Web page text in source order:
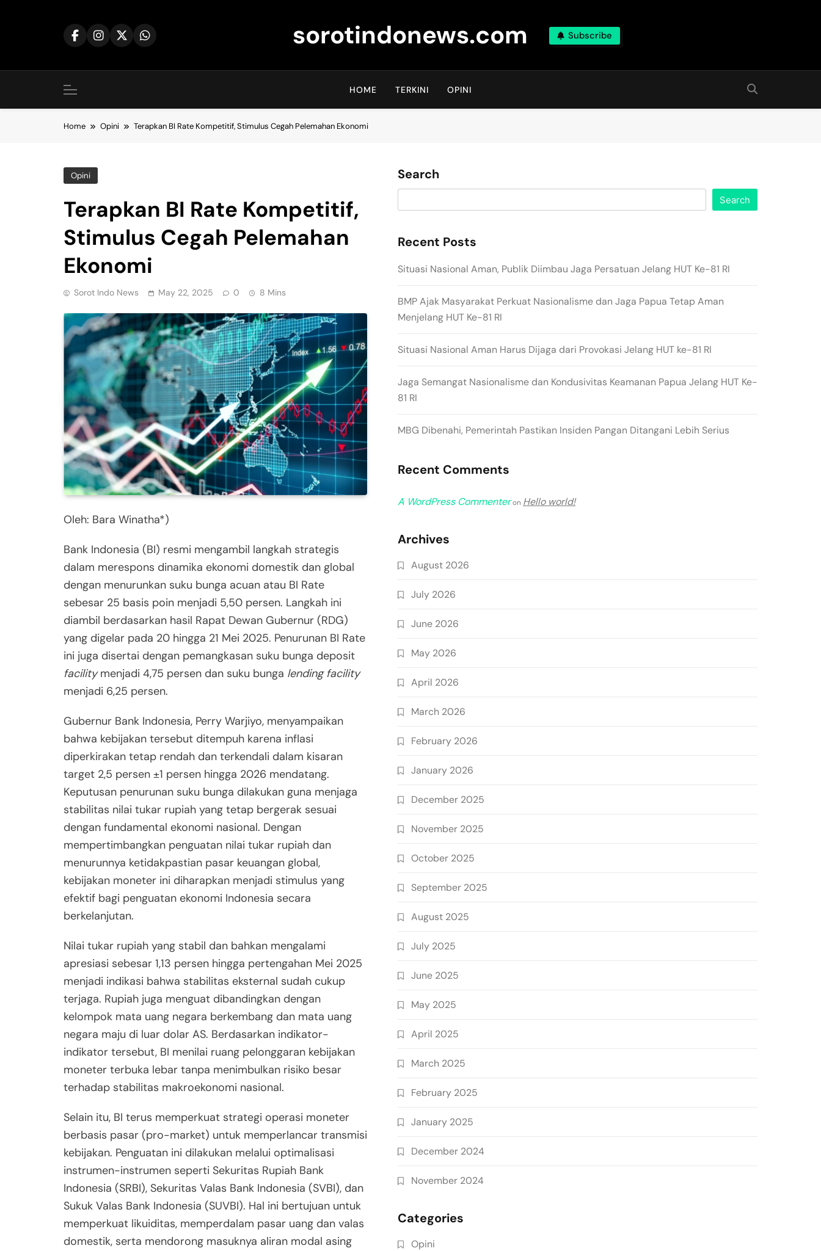
sorotindonews.com Subscribe
HOME TERKINI OPINI
Home Opini Terapkan BI Rate Kompetitif, Stimulus Cegah Pelemahan Ekonomi
Opini
Terapkan BI Rate Kompetitif,
Stimulus Cegah Pelemahan
Ekonomi
Sorot Indo News May 22, 2025 0 8 Mins
Oleh: Bara Winatha*)
Bank Indonesia (BI) resmi mengambil langkah strategis
dalam merespons dinamika ekonomi domestik dan global
dengan menurunkan suku bunga acuan atau BI Rate
sebesar 25 basis poin menjadi 5,50 persen. Langkah ini
diambil berdasarkan hasil Rapat Dewan Gubernur (RDG)
yang digelar pada 20 hingga 21 Mei 2025. Penurunan BI Rate
ini juga disertai dengan pemangkasan suku bunga deposit
facilitymenjadi 4,75 persen dan suku bunga lending facility
menjadi 6,25 persen.
Gubernur Bank Indonesia, Perry Warjiyo, menyampaikan
bahwa kebijakan tersebut ditempuh karena inflasi
diperkirakan tetap rendah dan terkendali dalam kisaran
target 2,5 persen ±1 persen hingga 2026 mendatang.
Keputusan penurunan suku bunga dilakukan guna menjaga
stabilitas nilai tukar rupiah yang tetap bergerak sesuai
dengan fundamental ekonomi nasional. Dengan
mempertimbangkan penguatan nilai tukar rupiah dan
menurunnya ketidakpastian pasar keuangan global,
kebijakan moneter ini diharapkan menjadi stimulus yang
efektif bagi penguatan ekonomi Indonesia secara
berkelanjutan.
Nilai tukar rupiah yang stabil dan bahkan mengalami
apresiasi sebesar 1,13 persen hingga pertengahan Mei 2025
menjadi indikasi bahwa stabilitas eksternal sudah cukup
terjaga. Rupiah juga menguat dibandingkan dengan
kelompok mata uang negara berkembang dan mata uang
negara maju di luar dolar AS. Berdasarkan indikator-
indikator tersebut, BI menilai ruang pelonggaran kebijakan
moneter terbuka lebar tanpa menimbulkan risiko besar
terhadap stabilitas makroekonomi nasional.
Selain itu, BI terus memperkuat strategi operasi moneter
berbasis pasar (pro-market) untuk memperlancar transmisi
kebijakan. Penguatan ini dilakukan melalui optimalisasi
instrumen-instrumen seperti Sekuritas Rupiah Bank
Indonesia (SRBI), Sekuritas Valas Bank Indonesia (SVBI), dan
Sukuk Valas Bank Indonesia (SUVBI). Hal ini bertujuan untuk
memperkuat likuiditas, memperdalam pasar uang dan valas
domestik, serta mendorong masuknya aliran modal asing
Search
Search
Recent Posts
Situasi Nasional Aman, Publik Diimbau Jaga Persatuan Jelang HUT Ke-81 RI
BMP Ajak Masyarakat Perkuat Nasionalisme dan Jaga Papua Tetap Aman
Menjelang HUT Ke-81 RI
Situasi Nasional Aman Harus Dijaga dari Provokasi Jelang HUT ke-81 RI
Jaga Semangat Nasionalisme dan Kondusivitas Keamanan Papua Jelang HUT Ke-
81 RI
MBG Dibenahi, Pemerintah Pastikan Insiden Pangan Ditangani Lebih Serius
Recent Comments
A WordPress Commenteron Hello world!
Archives
August 2026
July 2026
June 2026
May 2026
April 2026
March 2026
February 2026
January 2026
December 2025
November 2025
October 2025
September 2025
August 2025
July 2025
June 2025
May 2025
April 2025
March 2025
February 2025
January 2025
December 2024
November 2024
Categories
Opini